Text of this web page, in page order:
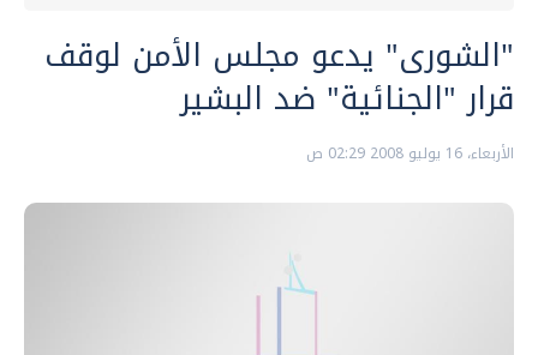
"الشورى" يدعو مجلس الأمن لوقف
قرار "الجنائية" ضد البشير
الأربعاء، 16 يوليو 2008 02:29 ص